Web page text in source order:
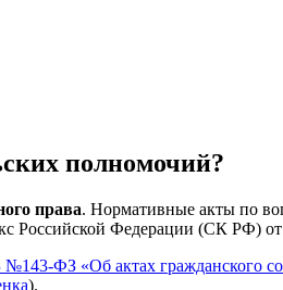
полномочий?
права. Нормативные акты по
Российской Федерации (СК РФ)
ФЗ «Об актах гражданского
).